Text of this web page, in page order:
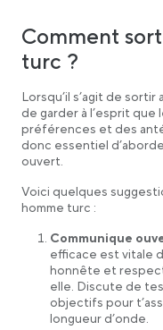
Comment
turc ?
Lorsqu’il s’agit de
de garder à l’esprit
préférences et des
donc essentiel
ouvert.
Voici quelques
homme turc :
Communique
efficace est vitale
honnête et
elle. Discute de
objectifs pour
longueur d’onde.